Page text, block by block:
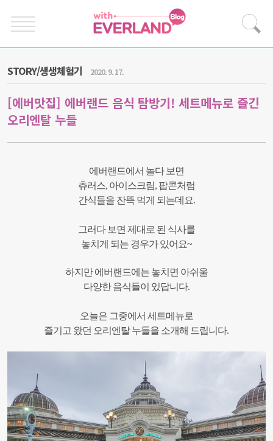
STORY/생생체험기 2020. 9. 17.
[에버맛집] 에버랜드 음식 탐방기! 세트메뉴로 즐긴
오리엔탈 누들
에버랜드에서 놀다 보면
츄러스, 아이스크림, 팝콘처럼
간식들을 잔뜩 먹게 되는데요.
그러다 보면 제대로 된 식사를
놓치게 되는 경우가 있어요~
하지만 에버랜드에는 놓치면 아쉬울
다양한 음식들이 있답니다.
오늘은 그중에서 세트메뉴로
즐기고 왔던 오리엔탈 누들을 소개해 드립니다.